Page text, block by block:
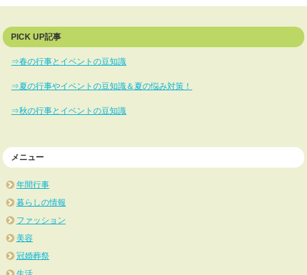
PICK UP記事
⇒春の行事とイベントの豆知識
⇒夏の行事やイベントの豆知識＆夏の悩み対策！
⇒秋の行事とイベントの豆知識
メニュー
年間行事
暮らしの情報
ファッション
美容
冠婚葬祭